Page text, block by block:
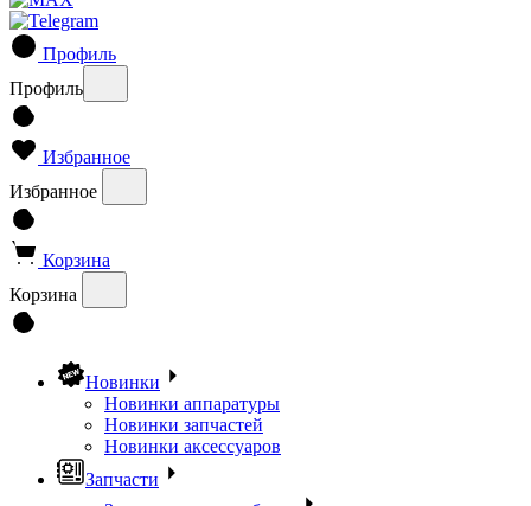
Профиль
Профиль
Избранное
Избранное
Корзина
Корзина
Новинки
Новинки аппаратуры
Новинки запчастей
Новинки аксессуаров
Запчасти